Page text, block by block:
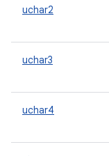
uchar2
uchar3
uchar4